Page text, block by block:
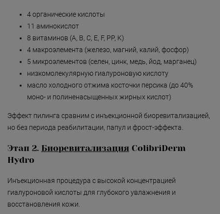
4 органические кислоты
11 аминокислот
8 витаминов (A, B, C, E, F, PP, K)
4 макроэлемента (железо, магний, калий, фосфор)
5 микроэлементов (селен, цинк, медь, йод, марганец)
низкомолекулярную гиалуроновую кислоту
масло холодного отжима косточки персика (до 40%
моно- и полиненасыщенных жирных кислот)
Эффект пилинга сравним с инъекционной биоревитализацией,
но без периода реабилитации, папул и фрост-эффекта.
Этап 2. Биоревитализация ColibriDerm
Hydro
Инъекционная процедура с высокой концентрацией
гиалуроновой кислоты для глубокого увлажнения и
восстановления кожи.
«Мудрость Тибета»
«Шоколадный Релакс»
«SPA-отпуск в Тибете»
«Кедровый рай»
«Сибирское здоровье»